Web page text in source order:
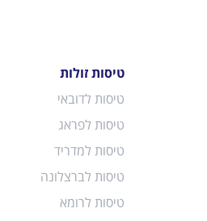
טיסות זולות
טיסות לדובאי
טיסות לפראג
טיסות למדריד
טיסות לברצלונה
טיסות לרומא